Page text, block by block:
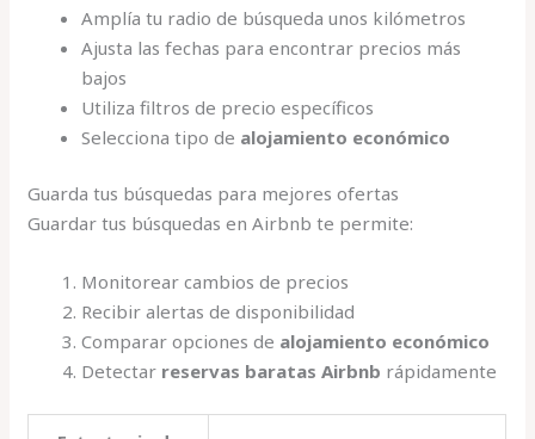
Amplía tu radio de búsqueda unos kilómetros
Ajusta las fechas para encontrar precios más
bajos
Utiliza filtros de precio específicos
Selecciona tipo de alojamiento económico
Guarda tus búsquedas para mejores ofertas
Guardar tus búsquedas en Airbnb te permite:
Monitorear cambios de precios
Recibir alertas de disponibilidad
Comparar opciones de alojamiento económico
Detectar reservas baratas Airbnb rápidamente